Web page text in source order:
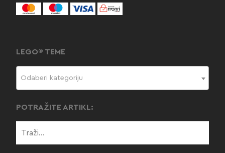
LEGO® TEME
Odaberi kategoriju
POTRAŽITE ARTIKL: